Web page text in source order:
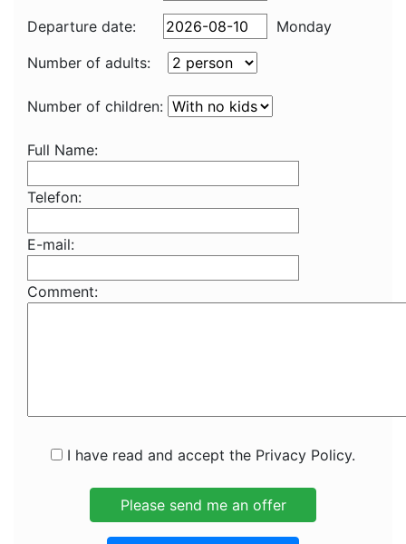
Departure date:
Monday
Number of adults:
Number of children:
Full Name:
Telefon:
E-mail:
Comment:
I have read and accept the Privacy Policy.